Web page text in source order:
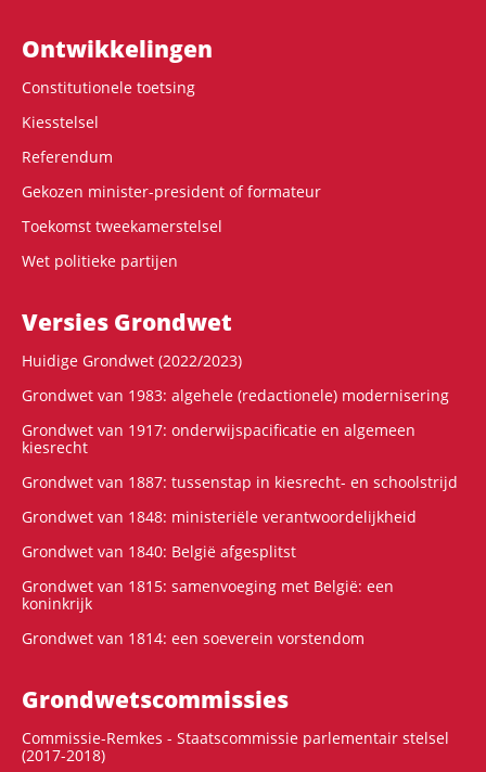
Ontwikke­lingen
Constitutionele toetsing
Kiesstelsel
Referendum
Gekozen minister-president of formateur
Toekomst tweekamerstelsel
Wet politieke partijen
Versies Grondwet
Huidige Grondwet (2022/2023)
Grondwet van 1983: algehele (redactionele) modernisering
Grondwet van 1917: onderwijspacificatie en algemeen
kiesrecht
Grondwet van 1887: tussenstap in kiesrecht- en schoolstrijd
Grondwet van 1848: ministeriële verantwoordelijkheid
Grondwet van 1840: België afgesplitst
Grondwet van 1815: samenvoeging met België: een
koninkrijk
Grondwet van 1814: een soeverein vorstendom
Grondwets­commissies
Commissie-Remkes - Staatscommissie parlementair stelsel
(2017-2018)